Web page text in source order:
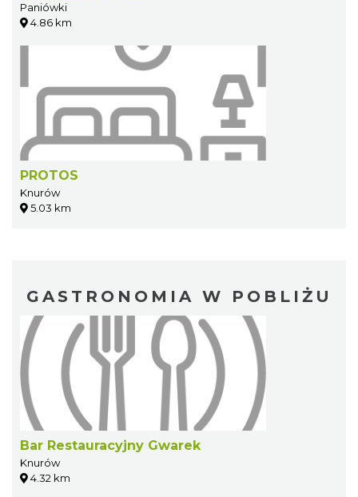
Paniówki
4.86 km
PROTOS
Knurów
5.03 km
GASTRONOMIA W POBLIŻU
Bar Restauracyjny Gwarek
Knurów
4.32 km